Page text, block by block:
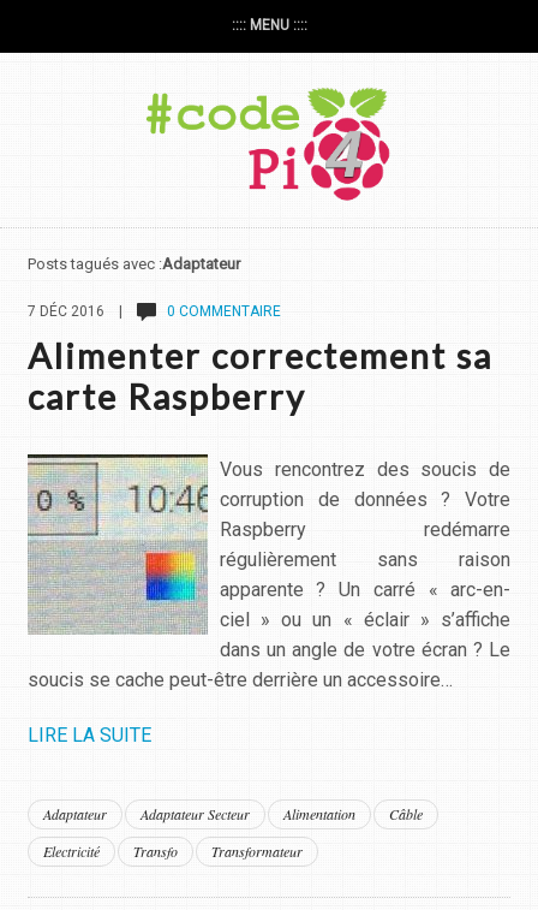
:::: MENU ::::
Posts tagués avec :Adaptateur
7 DÉC 2016 | 0 COMMENTAIRE
Alimenter correctement sa
carte Raspberry
Vous rencontrez des soucis de
corruption de données ? Votre
Raspberry redémarre
régulièrement sans raison
apparente ? Un carré « arc-en-
ciel » ou un « éclair » s’affiche
dans un angle de votre écran ? Le
soucis se cache peut-être derrière un accessoire…
LIRE LA SUITE
Adaptateur Adaptateur Secteur Alimentation
Câble
Electricité
Transfo Transformateur